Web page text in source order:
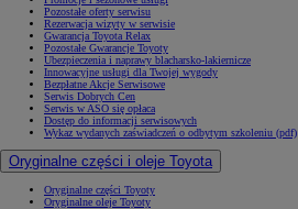
Pozostałe oferty serwisu
Rezerwacja wizyty w serwisie
Gwarancja Toyota Relax
Pozostałe Gwarancje Toyoty
Ubezpieczenia i naprawy blacharsko-lakiernicze
Innowacyjne usługi dla Twojej wygody
Bezpłatne Akcje Serwisowe
Serwis Dobrych Cen
Serwis w ASO się opłaca
Dostęp do informacji serwisowych
Wykaz wydanych zaświadczeń o odbytym szkoleniu (pdf)
Oryginalne części i oleje Toyota
Oryginalne części Toyoty
Oryginalne oleje Toyoty